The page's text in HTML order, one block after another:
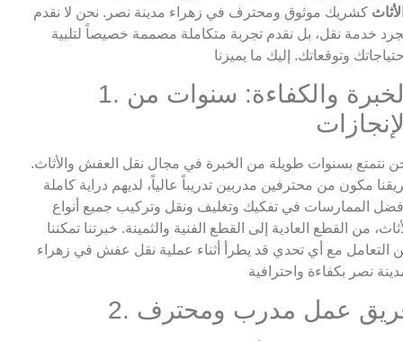
كشريك موثوق ومحترف في زهراء مدينة نصر. نحن لا نقدم
خدمة نقل، بل نقدم تجربة متكاملة مصممة خصيصاً لتلبية
1. الخبرة والكفاءة: سنوات من
نتمتع بسنوات طويلة من الخبرة في مجال نقل العفش والأثاث.
مكون من محترفين مدربين تدريباً عالياً، لديهم دراية كاملة
الممارسات في تفكيك وتغليف ونقل وتركيب جميع أنواع
من القطع العادية إلى القطع الفنية والثمينة. خبرتنا تمكننا
التعامل مع أي تحدي قد يطرأ أثناء عملية نقل عفش في زهراء
فريق عمل مدرب ومحترف